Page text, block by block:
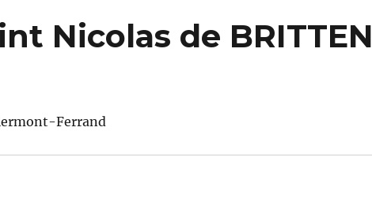
Nicolas de BRITTEN
Ferrand